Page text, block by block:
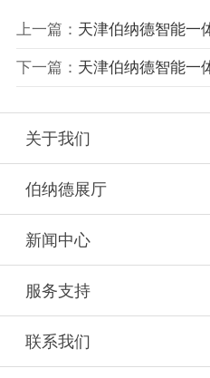
上一篇： 天津伯纳德智能一体
下一篇： 天津伯纳德智能一体
关于我们
伯纳德展厅
新闻中心
服务支持
联系我们